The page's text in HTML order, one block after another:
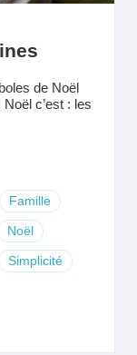
de Noël
c’est : les
Famille
Noël
Simplicité